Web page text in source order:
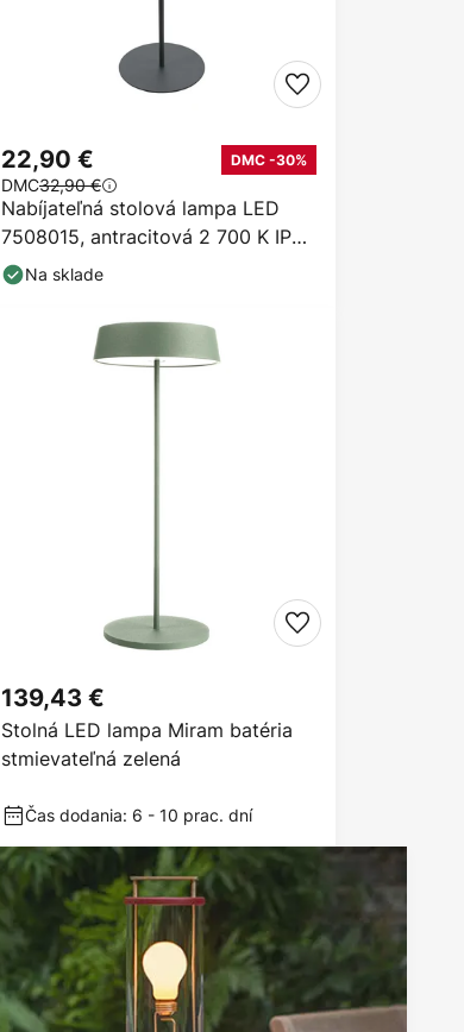
Nabíjateľná stolová lampa LED
7508015, antracitová 2 700 K IP44
Touchdim
22,90 € DMC -30%
DMC32,90 €
Na sklade
Stolná LED lampa Miram batéria
stmievateľná zelená
139,43 €
Čas dodania: 6 - 10 prac. dní